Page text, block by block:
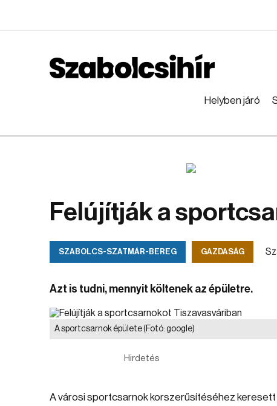
Helyben járó
Felújítják a
SZABOLCS-SZATMÁR-BEREG GAZDASÁG
Azt is tudni, mennyit költenek az épületre.
A sportcsarnok épülete(Fotó: google)
Hirdetés
A városi sportcsarnok korszerűsítéséhez